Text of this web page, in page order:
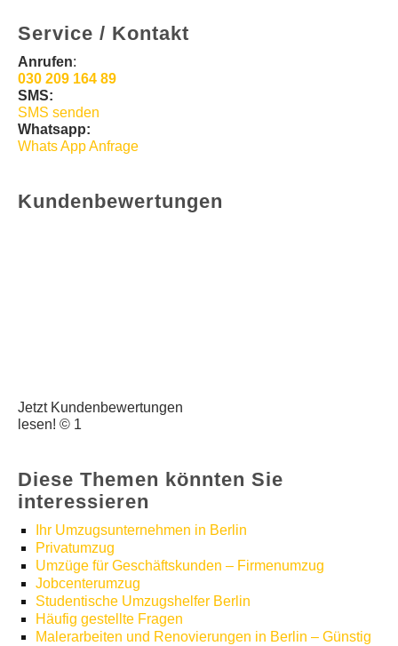
Service / Kontakt
Anrufen:
030 209 164 89
SMS:
SMS senden
Whatsapp:
Whats App Anfrage
Kundenbewertungen
Jetzt Kundenbewertungen
lesen! © 1
Diese Themen könnten Sie
interessieren
Ihr Umzugsunternehmen in Berlin
Privatumzug
Umzüge für Geschäftskunden – Firmenumzug
Jobcenterumzug
Studentische Umzugshelfer Berlin
Häufig gestellte Fragen
Malerarbeiten und Renovierungen in Berlin – Günstig